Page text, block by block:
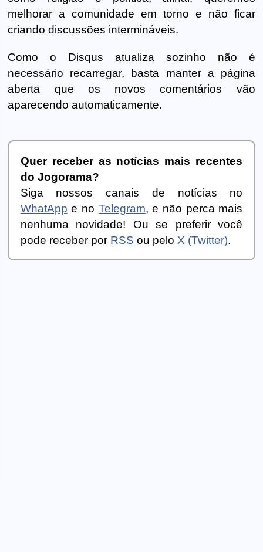
melhorar a comunidade em torno e não ficar
criando discussões intermináveis.
Como o Disqus atualiza sozinho não é
necessário recarregar, basta manter a página
aberta que os novos comentários vão
aparecendo automaticamente.
Quer receber as notícias mais recentes
do Jogorama?
Siga nossos canais de notícias no
WhatApp e no Telegram, e não perca mais
nenhuma novidade! Ou se preferir você
pode receber por RSS ou pelo X (Twitter).